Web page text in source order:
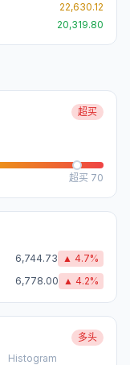
22,630.12
20,319.80
超买
超买 70
6,744.73 ▲ 4.7%
6,778.00 ▲ 4.2%
多头
Histogram